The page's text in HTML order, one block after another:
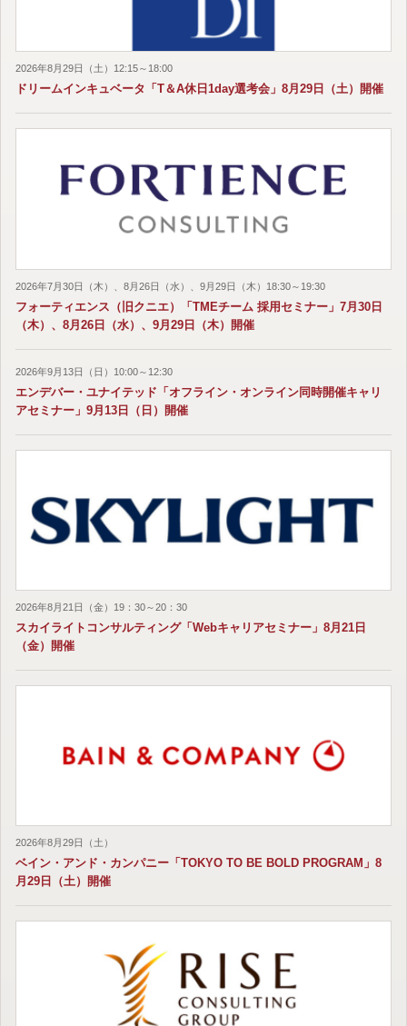
2026年8月29日（土）12:15～18:00
ドリームインキュベータ「T＆A休日1day選考会」8月29日（土）開催
2026年7月30日（木）、8月26日（水）、9月29日（木）18:30～19:30
フォーティエンス（旧クニエ）「TMEチーム 採用セミナー」7月30日
（木）、8月26日（水）、9月29日（木）開催
2026年9月13日（日）10:00～12:30
エンデバー・ユナイテッド「オフライン・オンライン同時開催キャリ
アセミナー」9月13日（日）開催
2026年8月21日（金）19：30～20：30
スカイライトコンサルティング「Webキャリアセミナー」8月21日
（金）開催
2026年8月29日（土）
ベイン・アンド・カンパニー「TOKYO TO BE BOLD PROGRAM」8
月29日（土）開催